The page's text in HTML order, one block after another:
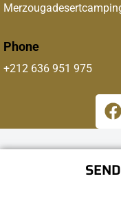
Phone
+212 636 951 975